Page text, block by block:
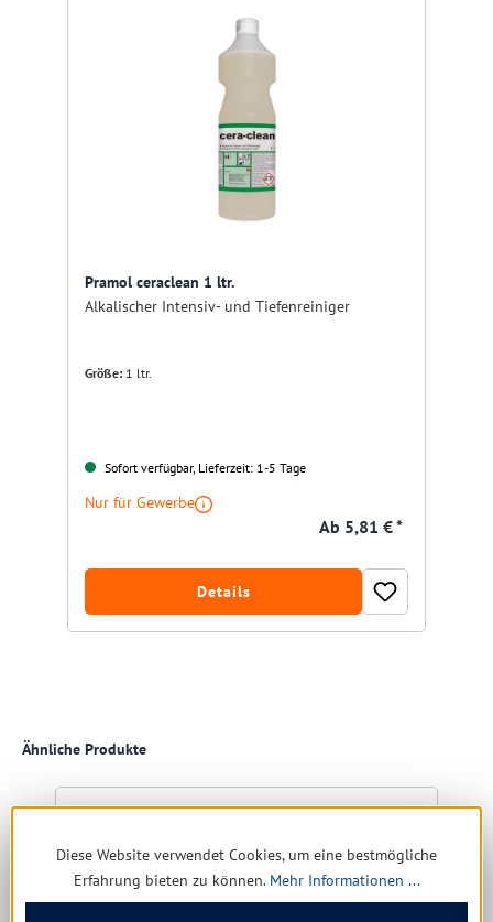
Pramol ceraclean 1 ltr.
Alkalischer Intensiv- und Tiefenreiniger
Größe: 1 ltr.
Sofort verfügbar, Lieferzeit: 1-5 Tage
Nur für Gewerbe
Ab 5,81 € *
Details
Produktgalerie überspringen
Ähnliche Produkte
Diese Website verwendet Cookies, um eine bestmögliche
Erfahrung bieten zu können. Mehr Informationen ...